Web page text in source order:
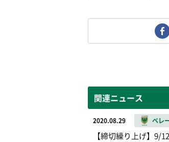
関連ニュース
2020.08.29 ベレ
【締切繰り上げ】9/